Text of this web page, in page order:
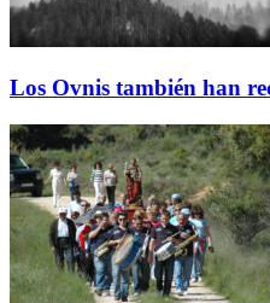
Los Ovnis también han